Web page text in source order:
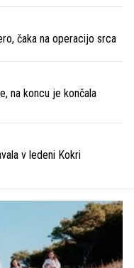
čaka na operacijo srca
na koncu je končala
v ledeni Kokri